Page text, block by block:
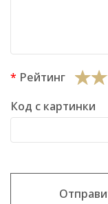
Рейтинг
Код с картинки